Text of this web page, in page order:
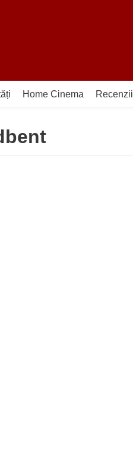
Home Cinema Recenzii